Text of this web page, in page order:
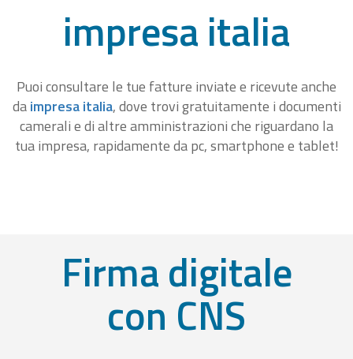
impresa italia
Puoi consultare le tue fatture inviate e ricevute anche
daimpresa italia, dove trovi gratuitamente i documenti
camerali e di altre amministrazioni che riguardano la
tua impresa, rapidamente da pc, smartphone e tablet!
Firma digitale
con CNS